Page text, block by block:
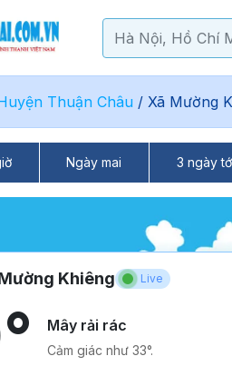
Thuận Châu / Xã Mường
Ngày mai 3 ngày
Khiêng Live
Mây rải rác
Cảm giác như 33°.